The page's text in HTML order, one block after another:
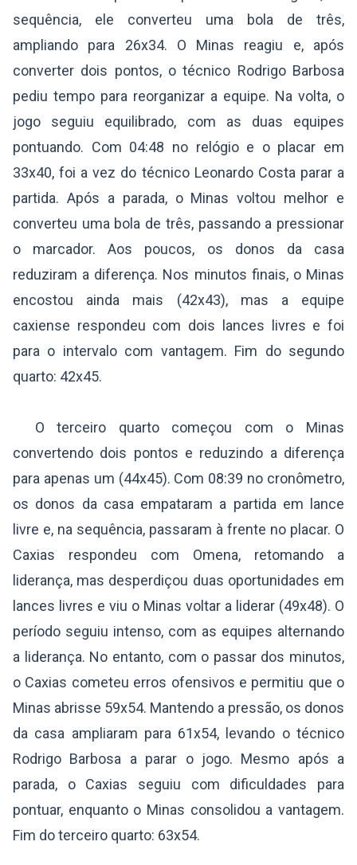
sequência, ele converteu uma bola de três,
ampliando para 26x34. O Minas reagiu e, após
converter dois pontos, o técnico Rodrigo Barbosa
pediu tempo para reorganizar a equipe. Na volta, o
jogo seguiu equilibrado, com as duas equipes
pontuando. Com 04:48 no relógio e o placar em
33x40, foi a vez do técnico Leonardo Costa parar a
partida. Após a parada, o Minas voltou melhor e
converteu uma bola de três, passando a pressionar
o marcador. Aos poucos, os donos da casa
reduziram a diferença. Nos minutos finais, o Minas
encostou ainda mais (42x43), mas a equipe
caxiense respondeu com dois lances livres e foi
para o intervalo com vantagem. Fim do segundo
quarto: 42x45.
O terceiro quarto começou com o Minas
convertendo dois pontos e reduzindo a diferença
para apenas um (44x45). Com 08:39 no cronômetro,
os donos da casa empataram a partida em lance
livre e, na sequência, passaram à frente no placar. O
Caxias respondeu com Omena, retomando a
liderança, mas desperdiçou duas oportunidades em
lances livres e viu o Minas voltar a liderar (49x48). O
período seguiu intenso, com as equipes alternando
a liderança. No entanto, com o passar dos minutos,
o Caxias cometeu erros ofensivos e permitiu que o
Minas abrisse 59x54. Mantendo a pressão, os donos
da casa ampliaram para 61x54, levando o técnico
Rodrigo Barbosa a parar o jogo. Mesmo após a
parada, o Caxias seguiu com dificuldades para
pontuar, enquanto o Minas consolidou a vantagem.
Fim do terceiro quarto: 63x54.